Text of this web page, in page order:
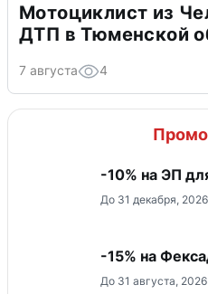
Мотоциклист из
ДТП в Тюменской
7 августа 4
-10% на ЭП
До 31 декабря, 2026
-15% на
До 31 августа, 2026